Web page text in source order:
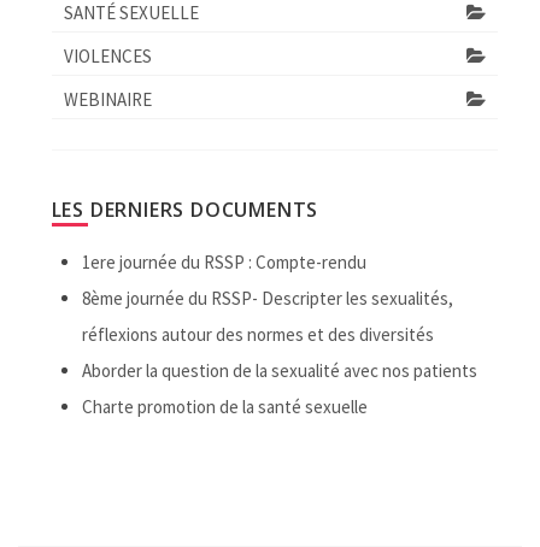
SANTÉ SEXUELLE
VIOLENCES
WEBINAIRE
LES DERNIERS DOCUMENTS
1ere journée du RSSP : Compte-rendu
8ème journée du RSSP- Descripter les sexualités,
réflexions autour des normes et des diversités
Aborder la question de la sexualité avec nos patients
Charte promotion de la santé sexuelle